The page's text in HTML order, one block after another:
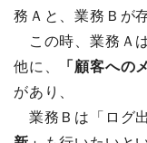
務Ａと、業務Ｂが
この時、業務Ａ
他に、
「顧客への
があり、
業務Ｂは「ログ